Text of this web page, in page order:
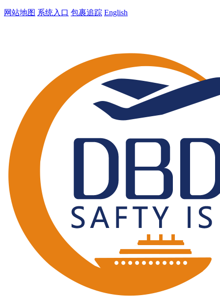
网站地图 系统入口 包裹追踪 English